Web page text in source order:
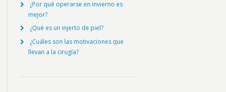
¿Por qué operarse en invierno es
mejor?
¿Qué es un injerto de piel?
¿Cuáles son las motivaciones que
llevan a la cirugía?